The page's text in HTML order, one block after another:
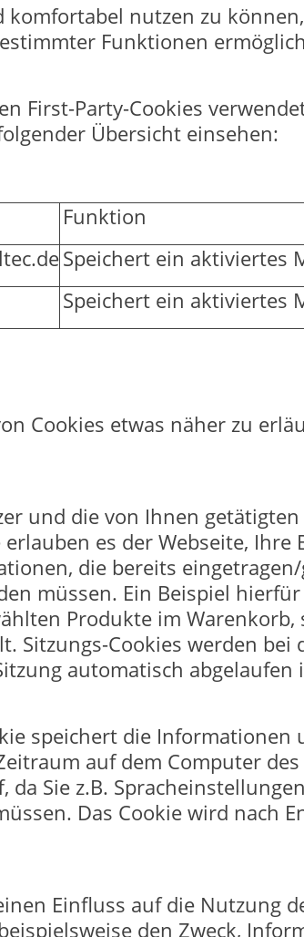
nutzen zu
Funktionen
First-Party-Cookies
Übersicht einsehen:
Funktion
Speichert ein aktiviertes
Speichert ein aktiviertes
Cookies etwas näher zu
und die von Ihnen
es der Webseite, Ihre
die bereits
müssen. Ein Beispiel
Produkte im Warenkorb,
Sitzungs-Cookies werden bei
automatisch abgelaufen
speichert die
auf dem Computer
Sie z.B.
Das Cookie wird nach
Einfluss auf die Nutzung
den Zweck,